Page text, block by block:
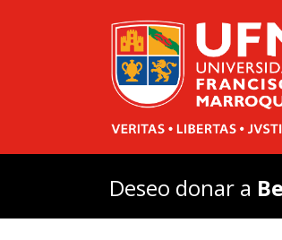
Deseo donar a